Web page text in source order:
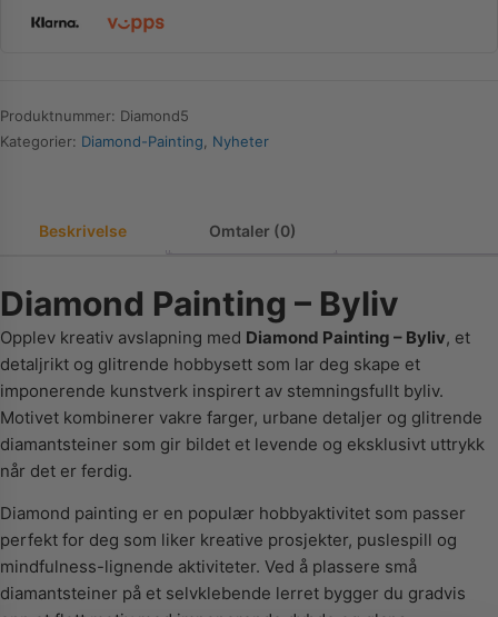
Produktnummer: Diamond5
Kategorier: Diamond-Painting Nyheter
Beskrivelse Omtaler (0)
Diamond Painting – Byliv
Opplev kreativ avslapning med Diamond Painting – Byliv, et
detaljrikt og glitrende hobbysett som lar deg skape et
imponerende kunstverk inspirert av stemningsfullt byliv.
Motivet kombinerer vakre farger, urbane detaljer og glitrende
diamantsteiner som gir bildet et levende og eksklusivt uttrykk
når det er ferdig.
Diamond painting er en populær hobbyaktivitet som passer
perfekt for deg som liker kreative prosjekter, puslespill og
mindfulness-lignende aktiviteter. Ved å plassere små
diamantsteiner på et selvklebende lerret bygger du gradvis